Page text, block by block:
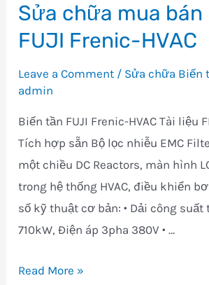
bán
Biến
FUJI
ECO
Sửa chữa mua bán
FUJI Frenic-HVAC
Leave a Comment / Sửa chữa Biến
admin
Biến tần FUJI Frenic-HVAC Tài liệu
Tích hợp sẵn Bộ lọc nhiễu EMC
một chiều DC Reactors, màn hình
trong hệ thống HVAC, điều khiển
số kỹ thuật cơ bản: • Dải công suất
710kW, Điện áp 3pha 380V • …
Sửa
Read More »